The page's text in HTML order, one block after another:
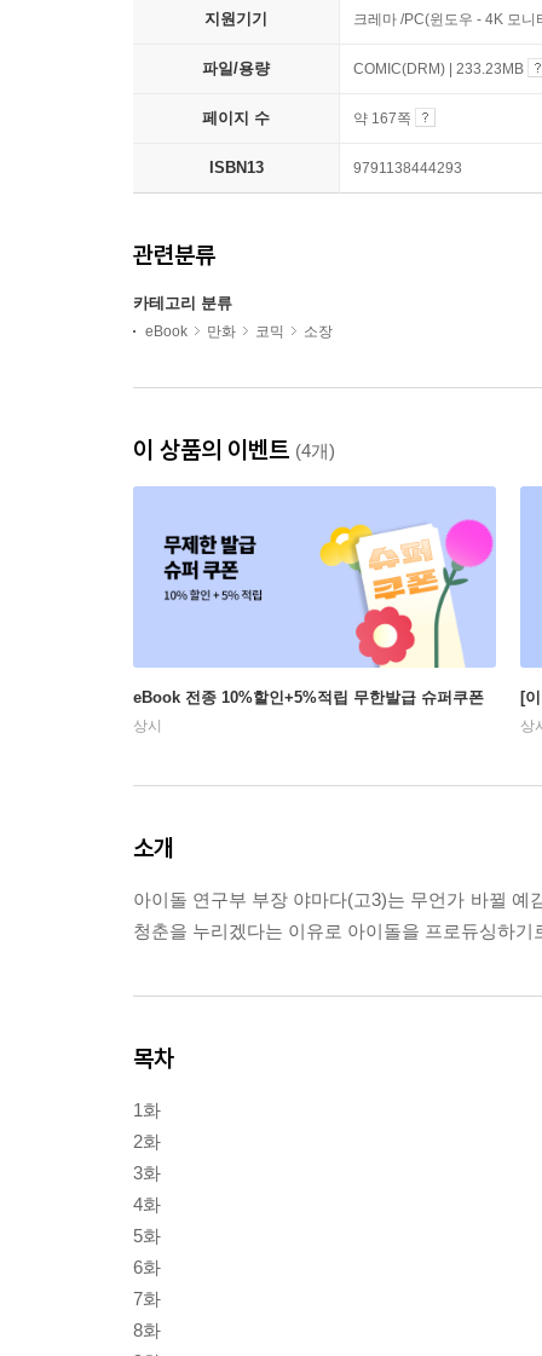
지원기기 크레마 /PC(윈도우 - 4K 모
파일/용량 COMIC(DRM) | 233.23MB
페이지 수 약 167쪽
ISBN13 9791138444293
관련분류
카테고리 분류
eBook 만화 코믹 소장
이 상품의 이벤트 (4개)
eBook 전종 10%할인+5%적립 무한발급 슈퍼쿠폰
상시
[
상
소개
아이돌 연구부 부장 야마다(고3)는 무언가 바뀔
청춘을 누리겠다는 이유로 아이돌을 프로듀싱하
목차
1화
2화
3화
4화
5화
6화
7화
8화